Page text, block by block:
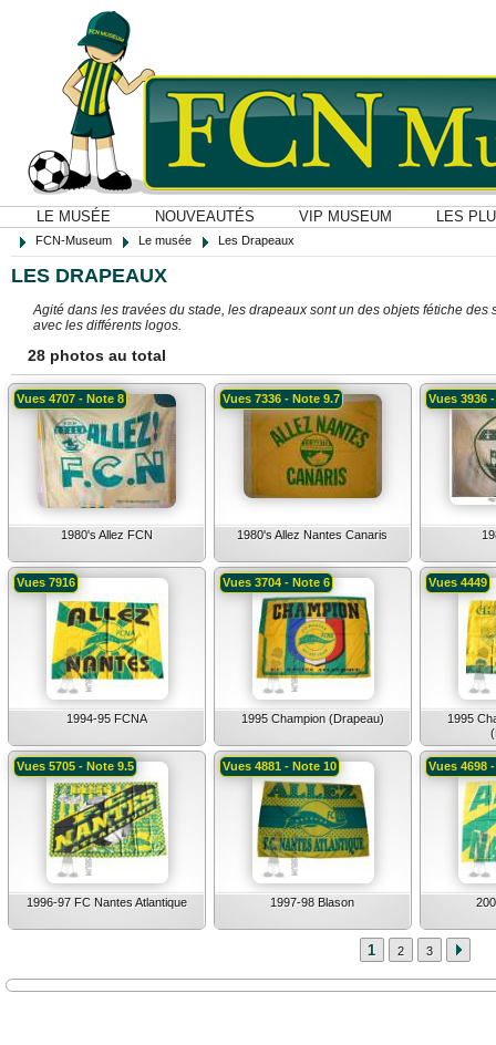
LE MUSÉE NOUVEAUTÉS VIP MUSEUM LES
FCN-Museum Le musée Les Drapeaux
LES DRAPEAUX
Agité dans les travées du stade, les drapeaux sont un des objets fétiche
avec les différents logos.
28 photos au total
1980's Allez FCN
Vues 4707 - Note 8
1980's Allez Nantes Canaris
Vues 7336 - Note 9.7 Vues 3936
1994-95 FCNA
Vues 7916
1995 Champion (Drapeau)
Vues 3704 - Note 6
1995
Vues 4449
1996-97 FC Nantes Atlantique
Vues 5705 - Note 9.5
1997-98 Blason
Vues 4881 - Note 10 Vues 4698
1 2 3